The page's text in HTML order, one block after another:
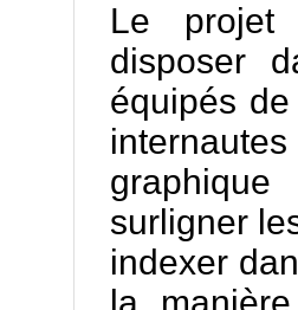
Le projet
disposer
équipés
surligner
indexer